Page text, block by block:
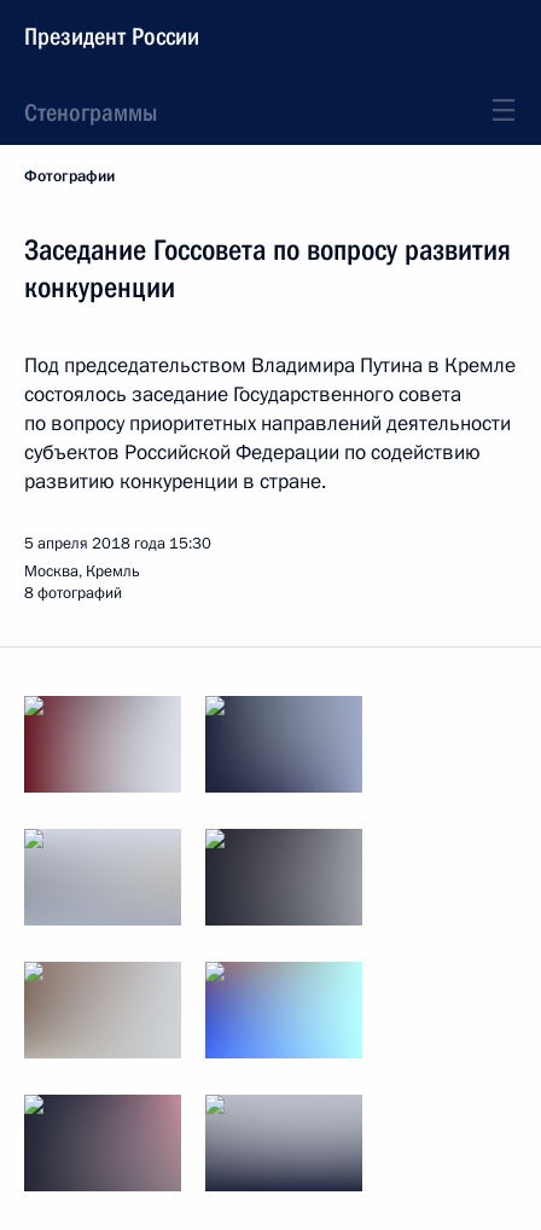
Президент России
Стенограммы
Фотографии
Заседание Госсовета по вопросу развития
конкуренции
Под председательством Владимира Путина в Кремле
состоялось заседание Государственного совета
по вопросу приоритетных направлений деятельности
субъектов Российской Федерации по содействию
развитию конкуренции в стране.
5 апреля 2018 года 15:30
Москва, Кремль
8 фотографий